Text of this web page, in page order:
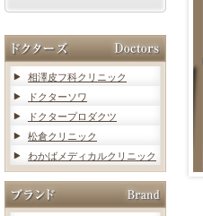
相澤皮フ科クリニック
ドクターソワ
ドクタープロダクツ
松倉クリニック
わかばメディカルクリニック